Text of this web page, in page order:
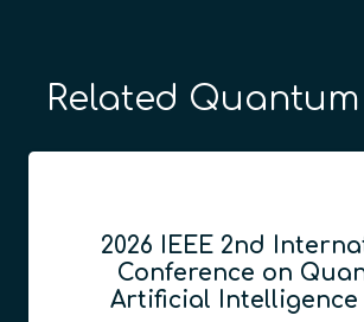
Related Quantum
2026 IEEE 2nd
Conference on
Artificial Intelligence